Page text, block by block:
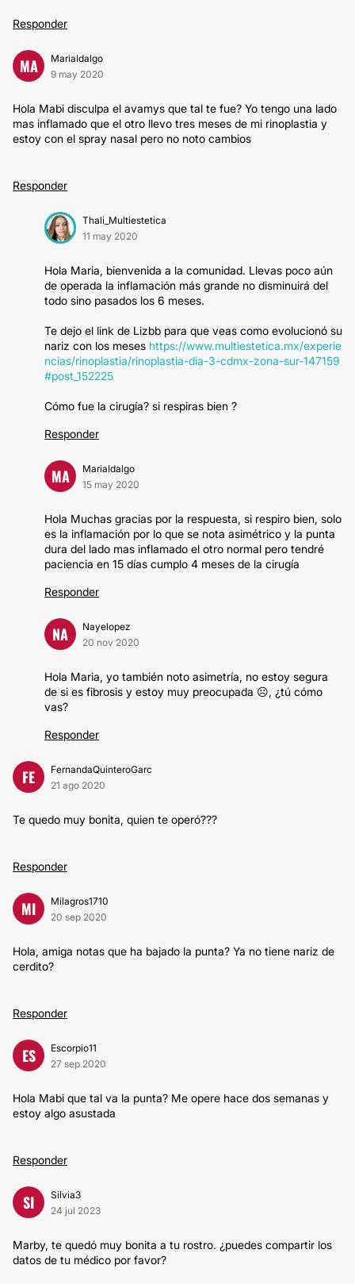
Responder
MA
MariaIdalgo
9 may 2020
Hola Mabi disculpa el avamys que tal te fue? Yo tengo una lado
mas inflamado que el otro llevo tres meses de mi rinoplastia y
estoy con el spray nasal pero no noto cambios
Responder
Thali_Multiestetica
11 may 2020
Hola Maria, bienvenida a la comunidad. Llevas poco aún
de operada la inflamación más grande no disminuirá del
todo sino pasados los 6 meses.
Te dejo el link de Lizbb para que veas como evolucionó su
nariz con los meses https://www.multiestetica.mx/experie
ncias/rinoplastia/rinoplastia-dia-3-cdmx-zona-sur-147159
#post_152225
Cómo fue la cirugía? si respiras bien ?
Responder
MA
MariaIdalgo
15 may 2020
Hola Muchas gracias por la respuesta, si respiro bien, solo
es la inflamación por lo que se nota asimétrico y la punta
dura del lado mas inflamado el otro normal pero tendré
paciencia en 15 días cumplo 4 meses de la cirugía
Responder
NA
Nayelopez
20 nov 2020
Hola Maria, yo también noto asimetría, no estoy segura
de si es fibrosis y estoy muy preocupada ☹️, ¿tú cómo
vas?
Responder
FE
FernandaQuinteroGarc
21 ago 2020
Te quedo muy bonita, quien te operó???
Responder
MI
Milagros1710
20 sep 2020
Hola, amiga notas que ha bajado la punta? Ya no tiene nariz de
cerdito?
Responder
ES
Escorpio11
27 sep 2020
Hola Mabi que tal va la punta? Me opere hace dos semanas y
estoy algo asustada
Responder
SI
Silvia3
24 jul 2023
Marby, te quedó muy bonita a tu rostro. ¿puedes compartir los
datos de tu médico por favor?